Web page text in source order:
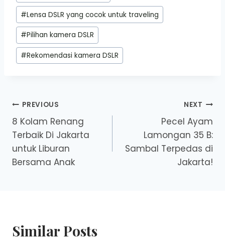
#Lensa DSLR yang cocok untuk traveling
#Pilihan kamera DSLR
#Rekomendasi kamera DSLR
Post
navigation
PREVIOUS
8 Kolam Renang
Terbaik Di Jakarta
untuk Liburan
Bersama Anak
NEXT
Pecel Ayam
Lamongan 35 B:
Sambal Terpedas di
Jakarta!
Similar Posts